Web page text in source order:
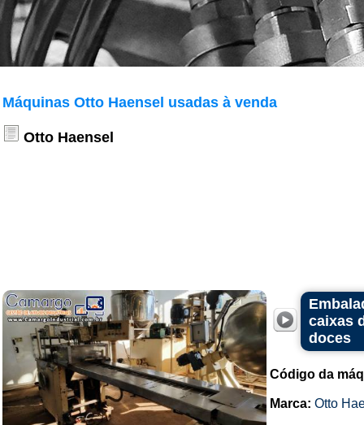
Máquinas Otto Haensel usadas à venda
Otto Haensel
caixas
doces
Código da
Marca: Otto